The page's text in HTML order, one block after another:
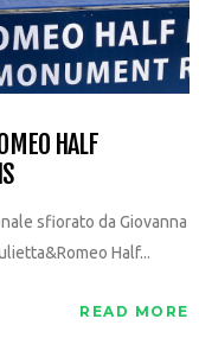
HALF
sfiorato da Giovanna
Half...
READ MORE